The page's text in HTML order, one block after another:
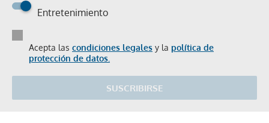
Entretenimiento
Acepta las condiciones legales y la política de
protección de datos.
SUSCRIBIRSE